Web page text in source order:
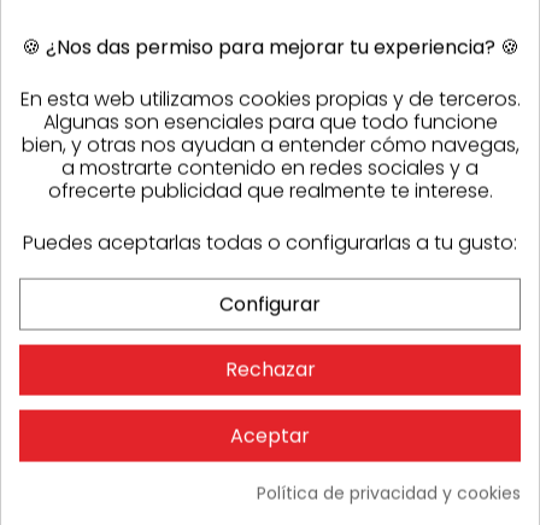
OPINIONES
No hay comentarios
🍪 ¿Nos das permiso para mejorar tu experiencia? 🍪
En esta web utilizamos cookies propias y de terceros.
Algunas son esenciales para que todo funcione
bien, y otras nos ayudan a entender cómo navegas,
a mostrarte contenido en redes sociales y a
ofrecerte publicidad que realmente te interese.
Puedes aceptarlas todas o configurarlas a tu gusto:
Configurar
Rechazar
Aceptar
Política de privacidad y cookies